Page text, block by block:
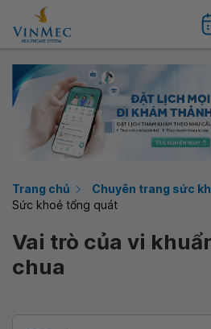
Trang chủ
Chuyên trang sức
Sức khoẻ tổng quát
Vai trò của vi
chua